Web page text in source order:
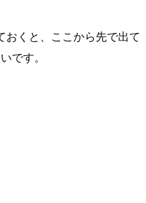
くと、ここから先で出て
です。